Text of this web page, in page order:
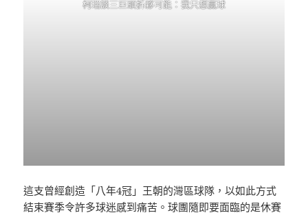
柯瑞談三巨頭拆夥可能：我只想贏球
這支曾經創造「八年4冠」王朝的灣區球隊，以如此方式
結束賽季令許多球迷感到痛苦。球團隨即要面臨的是休賽